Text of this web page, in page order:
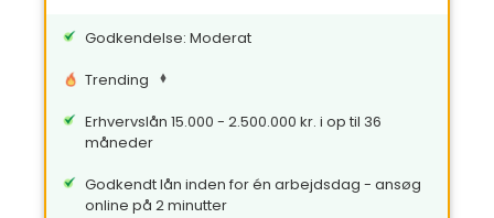
Godkendelse: Moderat
Trending
Erhvervslån 15.000 - 2.500.000 kr. i op til 36
måneder
Godkendt lån inden for én arbejdsdag - ansøg
online på 2 minutter